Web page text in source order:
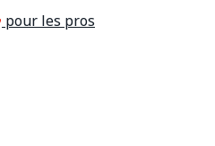
pour les pros